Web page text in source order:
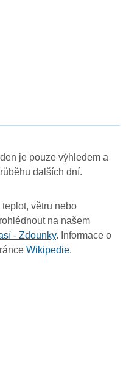
je pouze výhledem a
dalších dní.
větru nebo
na našem
- Zdounky. Informace o
Wikipedie.